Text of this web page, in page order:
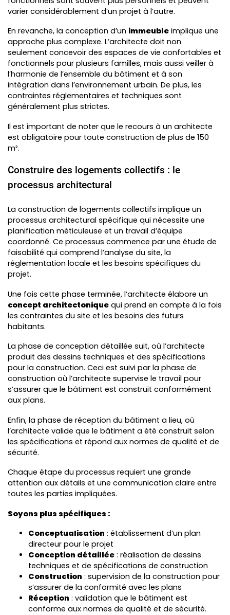
varier considérablement d’un projet à l’autre.
En revanche, la conception d’un immeuble implique une
approche plus complexe. L’architecte doit non
seulement concevoir des espaces de vie confortables et
fonctionnels pour plusieurs familles, mais aussi veiller à
l’harmonie de l’ensemble du bâtiment et à son
intégration dans l’environnement urbain. De plus, les
contraintes réglementaires et techniques sont
généralement plus strictes.
Il est important de noter que le recours à un architecte
est obligatoire pour toute construction de plus de 150
m².
Construire des logements collectifs : le
processus architectural
La construction de logements collectifs implique un
processus architectural spécifique qui nécessite une
planification méticuleuse et un travail d’équipe
coordonné. Ce processus commence par une étude de
faisabilité qui comprend l’analyse du site, la
réglementation locale et les besoins spécifiques du
projet.
Une fois cette phase terminée, l’architecte élabore un
concept architectonique qui prend en compte à la fois
les contraintes du site et les besoins des futurs
habitants.
La phase de conception détaillée suit, où l’architecte
produit des dessins techniques et des spécifications
pour la construction. Ceci est suivi par la phase de
construction où l’architecte supervise le travail pour
s’assurer que le bâtiment est construit conformément
aux plans.
Enfin, la phase de réception du bâtiment a lieu, où
l’architecte valide que le bâtiment a été construit selon
les spécifications et répond aux normes de qualité et de
sécurité.
Chaque étape du processus requiert une grande
attention aux détails et une communication claire entre
toutes les parties impliquées.
Soyons plus spécifiques :
Conceptualisation : établissement d’un plan
directeur pour le projet
Conception détaillée : réalisation de dessins
techniques et de spécifications de construction
Construction : supervision de la construction pour
s’assurer de la conformité avec les plans
Réception : validation que le bâtiment est
conforme aux normes de qualité et de sécurité.